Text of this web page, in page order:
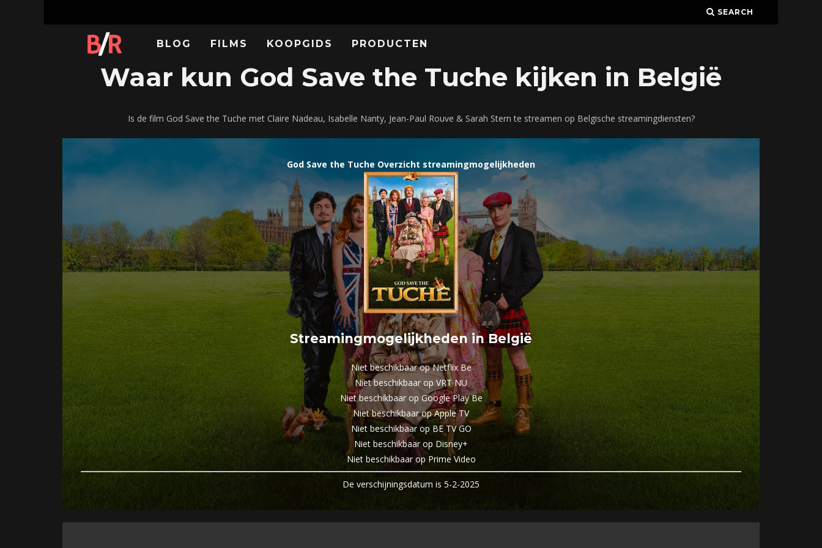
SEARCH
BLOG FILMS KOOPGIDS PRODUCTEN
Waar kun God Save the Tuche kijken in België
Is de film God Save the Tuche met Claire Nadeau, Isabelle Nanty, Jean-Paul Rouve & Sarah Stern te streamen op Belgische streamingdiensten?
God Save the Tuche Overzicht streamingmogelijkheden
Streamingmogelijkheden in België
Niet beschikbaar op Netflix Be
Niet beschikbaar op VRT NU
Niet beschikbaar op Google Play Be
Niet beschikbaar op Apple TV
Niet beschikbaar op BE TV GO
Niet beschikbaar op Disney+
Niet beschikbaar op Prime Video
De verschijningsdatum is 5-2-2025